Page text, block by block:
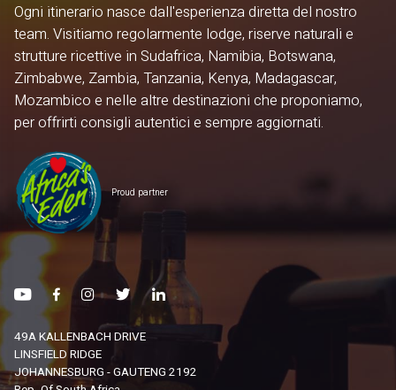
Ogni itinerario nasce dall'esperienza diretta del nostro
team. Visitiamo regolarmente lodge, riserve naturali e
strutture ricettive in Sudafrica, Namibia, Botswana,
Zimbabwe, Zambia, Tanzania, Kenya, Madagascar,
Mozambico e nelle altre destinazioni che proponiamo,
per offrirti consigli autentici e sempre aggiornati.
Proud partner
49A KALLENBACH DRIVE
LINSFIELD RIDGE
JOHANNESBURG - GAUTENG 2192